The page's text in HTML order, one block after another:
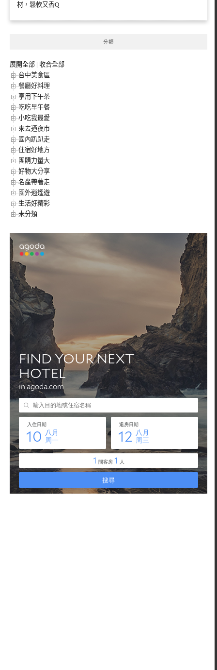
材，鬆軟又香Q
分類
展開全部 | 收合全部
台中美食區
餐廳好料理
享用下午茶
吃吃早午餐
小吃我最愛
來去迺夜市
國內趴趴走
住宿好地方
團購力量大
好物大分享
名產帶著走
國外逍遙遊
生活好精彩
未分類